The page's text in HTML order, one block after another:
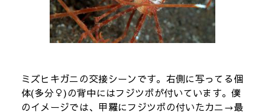
ミズヒキガニの交接シーンです。右側に写ってる個
体(多分♀)の背中にはフジツボが付いています。僕
のイメージでは、甲羅にフジツボの付いたカニ→最